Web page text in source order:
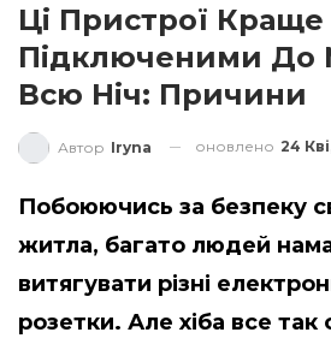
Ці Пристрої
Підключеними До
Всю Ніч: Причини
Автор Iryna оновлено 24
Побоюючись за безпеку
житла, багато людей
витягувати різні
розетки. Але хіба все